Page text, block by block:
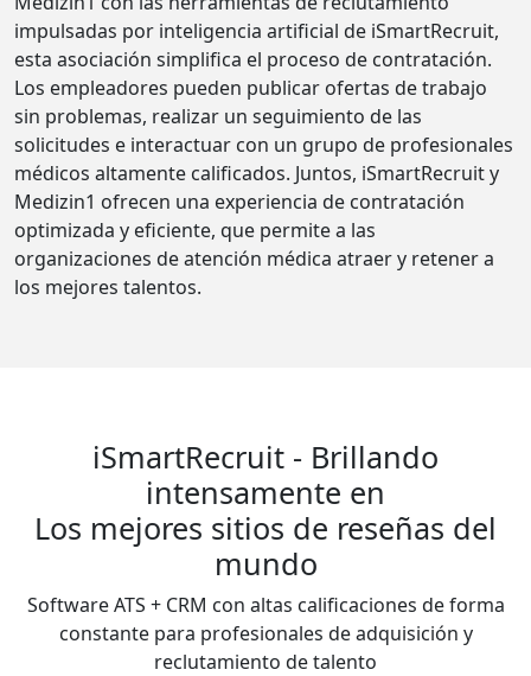
impulsadas por inteligencia artificial de iSmartRecruit,
esta asociación simplifica el proceso de contratación.
Los empleadores pueden publicar ofertas de trabajo
sin problemas, realizar un seguimiento de las
solicitudes e interactuar con un grupo de profesionales
médicos altamente calificados. Juntos, iSmartRecruit y
Medizin1 ofrecen una experiencia de contratación
optimizada y eficiente, que permite a las
organizaciones de atención médica atraer y retener a
los mejores talentos.
iSmartRecruit - Brillando
intensamente en
Los mejores sitios de reseñas del
mundo
Software ATS + CRM con altas calificaciones de forma
constante para profesionales de adquisición y
reclutamiento de talento